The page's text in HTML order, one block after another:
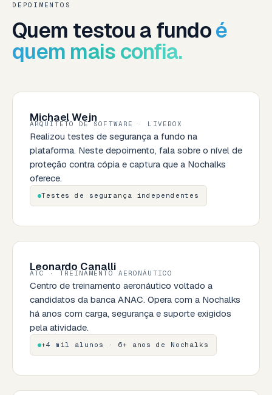
DEPOIMENTOS
Quem testou a fundoé
quem mais confia.
Michael Wejn
ARQUITETO DE SOFTWARE · LIVEBOX
Realizou testes de segurança a fundo na
plataforma. Neste depoimento, fala sobre o nível de
proteção contra cópia e captura que a Nochalks
oferece.
Testes de segurança independentes
Leonardo Canalli
ATC · TREINAMENTO AERONÁUTICO
Centro de treinamento aeronáutico voltado a
candidatos da banca ANAC. Opera com a Nochalks
há anos com carga, segurança e suporte exigidos
pela atividade.
+4 mil alunos · 6+ anos de Nochalks